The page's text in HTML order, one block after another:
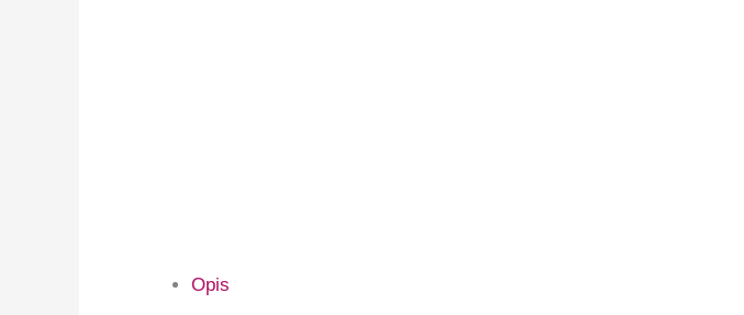
Opis